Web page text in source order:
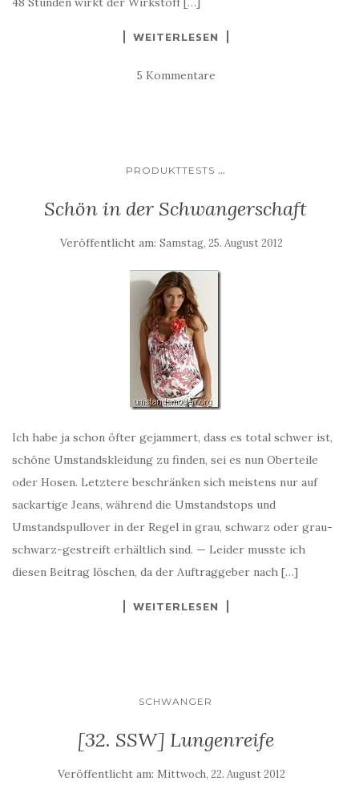
WEITERLESEN
5 Kommentare
PRODUKTTESTS ...
Schön in der Schwangerschaft
Veröffentlicht am: Samstag, 25. August 2012
Ich habe ja schon öfter gejammert, dass es total schwer ist,
schöne Umstandskleidung zu finden, sei es nun Oberteile
oder Hosen. Letztere beschränken sich meistens nur auf
sackartige Jeans, während die Umstandstops und
Umstandspullover in der Regel in grau, schwarz oder grau-
schwarz-gestreift erhältlich sind. — Leider musste ich
diesen Beitrag löschen, da der Auftraggeber nach […]
WEITERLESEN
SCHWANGER
[32. SSW] Lungenreife
Veröffentlicht am: Mittwoch, 22. August 2012